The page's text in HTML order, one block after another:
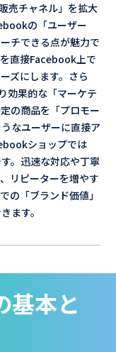
売チャネル」を拡大
の「ユーザー
チできる点が魅力で
直接Facebook上で
ズにします。さら
効果的な「マーケテ
の商品を「プロモー
なユーザーに直接ア
ショップでは
。迅速な対応や丁寧
リピーターを増やす
の「ブランド価値」
ます。
基本と